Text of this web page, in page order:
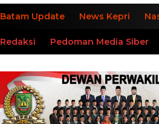
Batam Update News Kepri
Redaksi Pedoman Media Siber